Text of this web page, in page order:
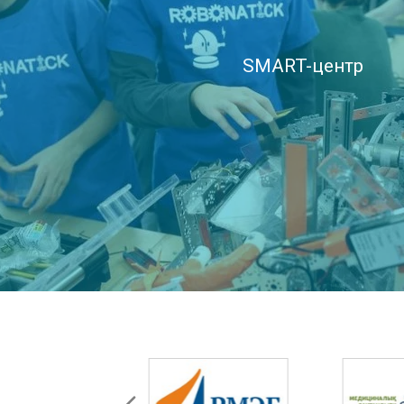
SMART-центр